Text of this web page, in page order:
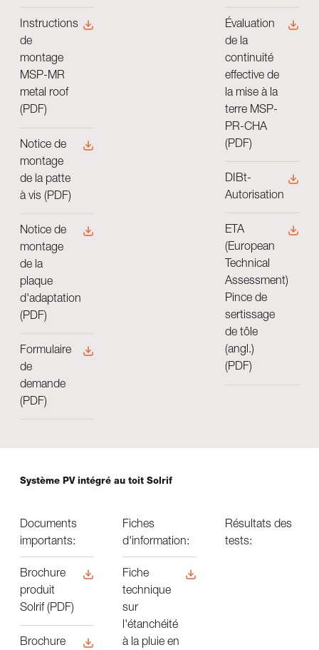
Instructions
de
montage
MSP-MR
metal roof
(PDF)
Notice de
montage
de la patte
à vis (PDF)
Notice de
montage
de la
plaque
d'adaptation
(PDF)
Formulaire
de
demande
(PDF)
Évaluation
de la
continuité
effective de
la mise à la
terre MSP-
PR-CHA
(PDF)
DIBt-
Autorisation
ETA
(European
Technical
Assessment)
Pince de
sertissage
de tôle
(angl.)
(PDF)
Système PV intégré au toit Solrif
Documents
importants:
Brochure
produit
Solrif (PDF)
Brochure
Fiches
d'information:
Fiche
technique
sur
l'étanchéité
à la pluie en
Résultats des
tests: